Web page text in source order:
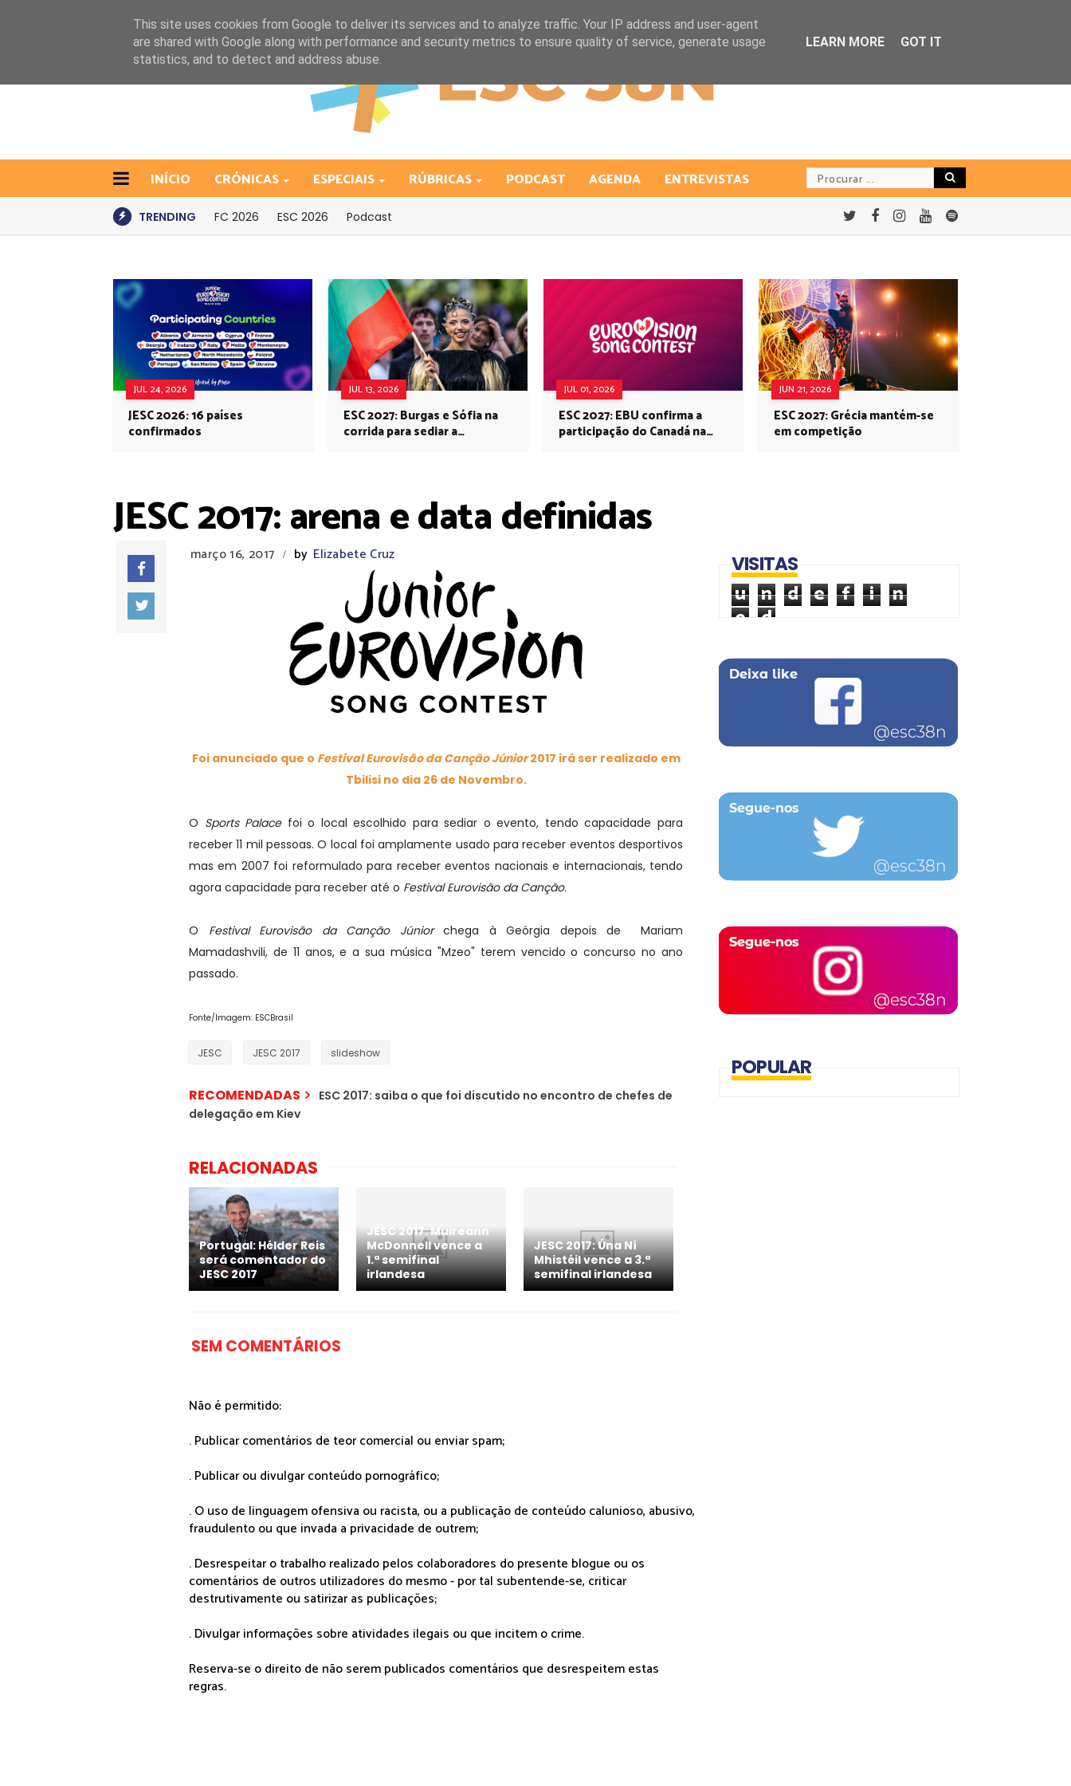
INÍCIO CRÓNICAS ESPECIAIS RÚBRICAS PODCAST AGENDA ENTREVISTAS
TRENDING FC 2026 ESC 2026 Podcast
JUL 24, 2026
JESC 2026: 16 países
confirmados
JUL 13, 2026
ESC 2027: Burgas e Sófia na
corrida para sediar a
JUL 01, 2026
ESC 2027: EBU confirma a
participação do Canadá na
JUN 21, 2026
ESC 2027: Grécia mantém-se
em competição
JESC 2017: arena e data definidas
março 16, 2017 / by Elizabete Cruz
Foi anunciado que o Festival Eurovisão da Canção Júnior2017 irá ser realizado em
Tbilisi no dia 26 de Novembro.
O Sports Palacefoi o local escolhido para sediar o evento, tendo capacidade para
receber 11 mil pessoas. O local foi amplamente usado para receber eventos desportivos
mas em 2007 foi reformulado para receber eventos nacionais e internacionais, tendo
agora capacidade para receber até o Festival Eurovisão da Canção.
O Festival Eurovisão da Canção Júnior chega à Geórgia depois de Mariam
Mamadashvili, de 11 anos, e a sua música "Mzeo" terem vencido o concurso no ano
passado.
Fonte/Imagem: ESCBrasil
JESC JESC 2017 slideshow
RECOMENDADAS
ESC 2017: saiba o que foi discutido no encontro de chefes de
delegação em Kiev
RELACIONADAS
Portugal: Hélder Reis
será comentador do
JESC 2017
JESC 2017: Muireann
McDonnell vence a
1.ª semifinal
irlandesa
JESC 2017: Úna Ní
Mhistéil vence a 3.ª
semifinal irlandesa
SEM COMENTÁRIOS
Não é permitido:
. Publicar comentários de teor comercial ou enviar spam;
. Publicar ou divulgar conteúdo pornográfico;
. O uso de linguagem ofensiva ou racista, ou a publicação de conteúdo calunioso, abusivo,
fraudulento ou que invada a privacidade de outrem;
. Desrespeitar o trabalho realizado pelos colaboradores do presente blogue ou os
comentários de outros utilizadores do mesmo - por tal subentende-se, criticar
destrutivamente ou satirizar as publicações;
. Divulgar informações sobre atividades ilegais ou que incitem o crime.
Reserva-se o direito de não serem publicados comentários que desrespeitem estas
regras.
VISITAS
u n d e f i n
e d
POPULAR
This site uses cookies from Google to deliver its services and to analyze traffic. Your IP address and user-agent
are shared with Google along with performance and security metrics to ensure quality of service, generate usage
statistics, and to detect and address abuse.
LEARN MORE GOT IT